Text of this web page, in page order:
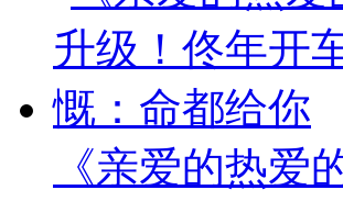
《亲爱的热